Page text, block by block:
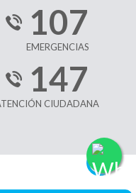
107
EMERGENCIAS
147
CIUDADANA